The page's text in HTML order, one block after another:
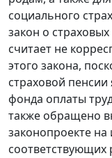
социального
закон о
считает не
этого закона,
страховой
фонда оплаты
также обращено
законопроекте
соответствующих